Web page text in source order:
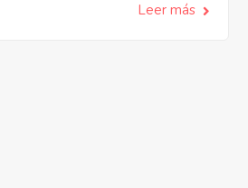
Leer más